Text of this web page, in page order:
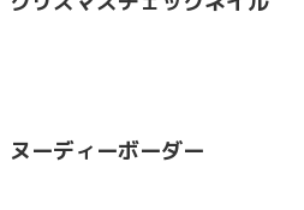
ヌーディーボーダー